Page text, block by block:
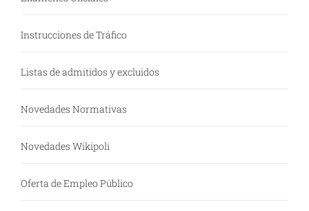
Instrucciones de Tráfico
Listas de admitidos y excluidos
Novedades Normativas
Novedades Wikipoli
Oferta de Empleo Público